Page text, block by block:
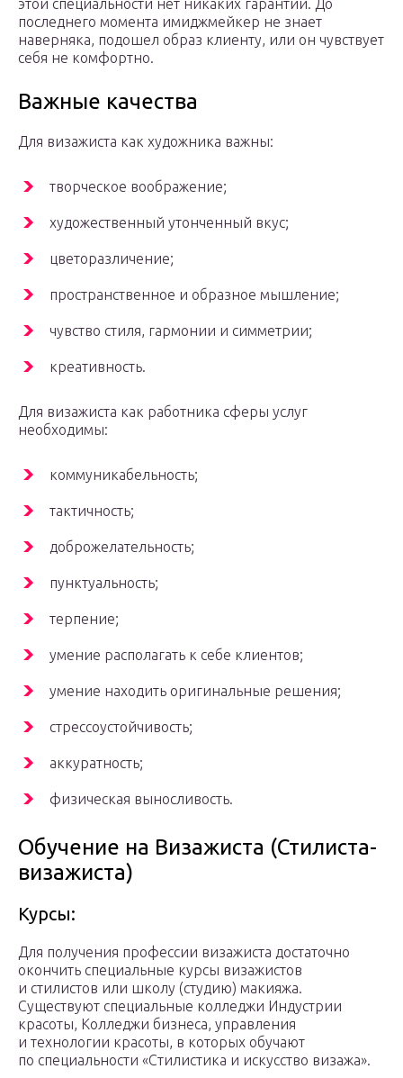
этой специальности нет никаких гарантий. До
последнего момента имиджмейкер не знает
наверняка, подошел образ клиенту, или он чувствует
себя не комфортно.
Важные качества
Для визажиста как художника важны:
творческое воображение;
художественный утонченный вкус;
цветоразличение;
пространственное и образное мышление;
чувство стиля, гармонии и симметрии;
креативность.
Для визажиста как работника сферы услуг
необходимы:
коммуникабельность;
тактичность;
доброжелательность;
пунктуальность;
терпение;
умение располагать к себе клиентов;
умение находить оригинальные решения;
стрессоустойчивость;
аккуратность;
физическая выносливость.
Обучение на Визажиста (Стилиста-
визажиста)
Курсы:
Для получения профессии визажиста достаточно
окончить специальные курсы визажистов
и стилистов или школу (студию) макияжа.
Существуют специальные колледжи Индустрии
красоты, Колледжи бизнеса, управления
и технологии красоты, в которых обучают
по специальности «Стилистика и искусство визажа».